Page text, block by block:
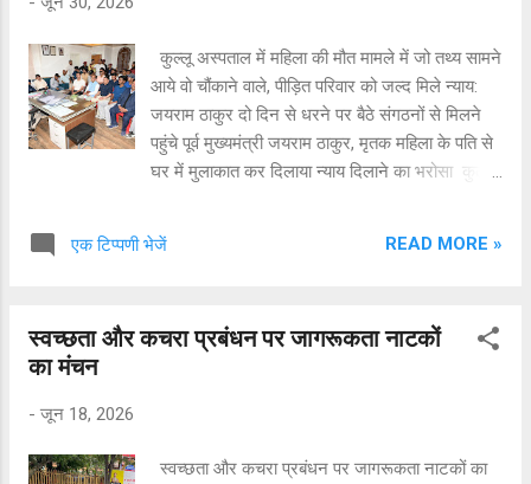
करवाने का झांसा दिया। अपनी बातों में फंसाकर उसने
महंगे आयुर्वेदिक उपचार और दवाओं के नाम पर बुजुर्ग से
कुल 11,60,000 रुपए ले लिए। इतनी बड़ी रकम लेने के
बाद आरोपी मौके से फरार हो गया। अतिरिक्त...
कुल्लू अस्पताल में महिला की मौत मामले में जो तथ्य सामने
आये वो चौंकाने वाले, पीड़ित परिवार को जल्द मिले न्याय:
जयराम ठाकुर दो दिन से धरने पर बैठे संगठनों से मिलने
पहुंचे पूर्व मुख्यमंत्री जयराम ठाकुर, मृतक महिला के पति से
घर में मुलाकात कर दिलाया न्याय दिलाने का भरोसा कुल्लू
देवी (उर्फ मंजू शर्मा) की मृत्यु का मामला अब पूरी तरह गरमा
जारी है। इसी कड़ी में मंगलवार को पूर्व मुख्यमंत्री एवं नेता
के साथ पूरी मजबूती से खड़े रहने का भरोसा दिलाया।
एक टिप्पणी भेजें READ MORE »
स्वच्छता और कचरा प्रबंधन पर जागरूकता नाटकों
का मंचन
- जून 18, 2026
स्वच्छता और कचरा प्रबंधन पर जागरूकता नाटकों का